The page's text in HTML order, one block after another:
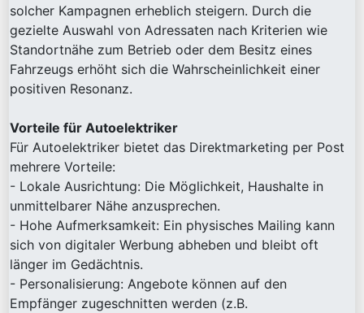
solcher Kampagnen erheblich steigern. Durch die
gezielte Auswahl von Adressaten nach Kriterien wie
Standortnähe zum Betrieb oder dem Besitz eines
Fahrzeugs erhöht sich die Wahrscheinlichkeit einer
positiven Resonanz.
Vorteile für Autoelektriker
Für Autoelektriker bietet das Direktmarketing per Post
mehrere Vorteile:
- Lokale Ausrichtung: Die Möglichkeit, Haushalte in
unmittelbarer Nähe anzusprechen.
- Hohe Aufmerksamkeit: Ein physisches Mailing kann
sich von digitaler Werbung abheben und bleibt oft
länger im Gedächtnis.
- Personalisierung: Angebote können auf den
Empfänger zugeschnitten werden (z.B.